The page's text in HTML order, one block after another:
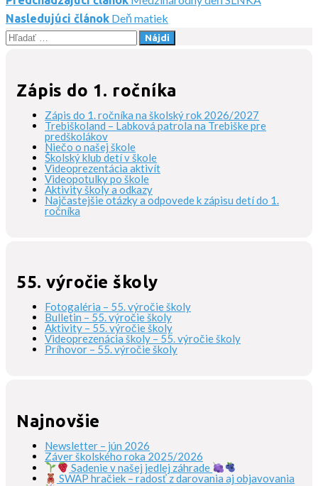
Navigácia
v
článku
Nasledujúci článok Deň matiek
Hľadať:
Zápis do 1. ročníka
Zápis do 1. ročníka na školský rok 2026/2027
Trebiškoland – Labková patrola na Trebiške pre
predškolákov
Niečo o našej škole
Školský klub detí v škole
Videoprezentácia aktivít
Videopotulky po škole
Aktivity školy a odkazy
Najčastejšie otázky a odpovede k zápisu detí do 1.
ročníka
55. výročie školy
Fotogaléria – 55. výročie školy
Bulletin – 55. výročie školy
Aktivity – 55. výročie školy
Videoprezenácia školy – 55. výročie školy
Príhovor – 55. výročie školy
Najnovšie
Newsletter – jún 2026
Záver školského roka 2025/2026
Sadenie v našej jedlej záhrade
SWAP hračiek – radosť z darovania aj objavovania